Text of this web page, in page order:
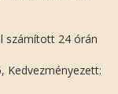
számított 24 órán
Kedvezményezett: